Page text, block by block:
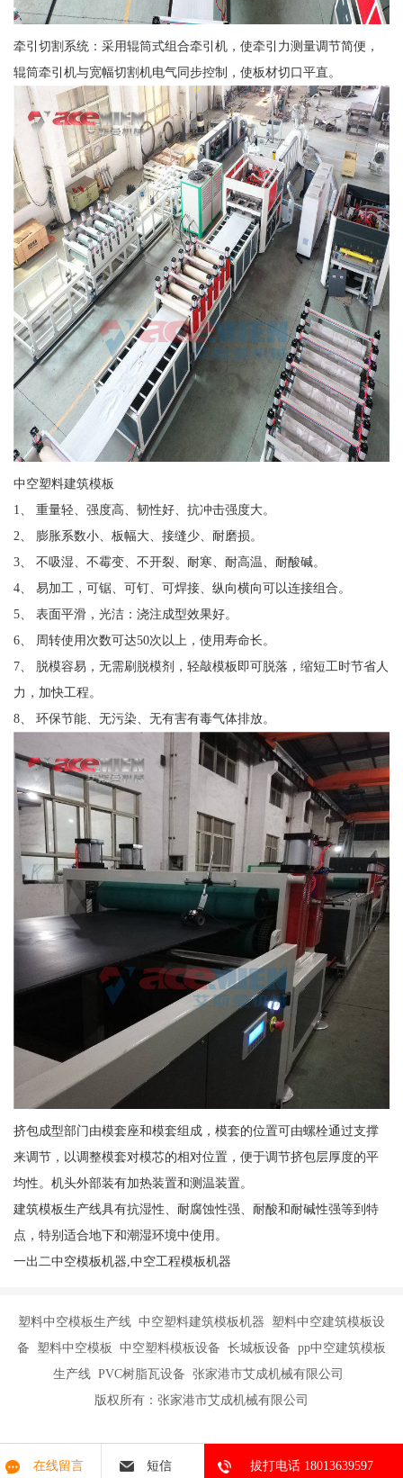
牵引切割系统：采用辊筒式组合牵引机，使牵引力测量调节简便，
辊筒牵引机与宽幅切割机电气同步控制，使板材切口平直。
中空塑料建筑模板
1、 重量轻、强度高、韧性好、抗冲击强度大。
2、 膨胀系数小、板幅大、接缝少、耐磨损。
3、 不吸湿、不霉变、不开裂、耐寒、耐高温、耐酸碱。
4、 易加工，可锯、可钉、可焊接、纵向横向可以连接组合。
5、 表面平滑，光洁：浇注成型效果好。
6、 周转使用次数可达50次以上，使用寿命长。
7、 脱模容易，无需刷脱模剂，轻敲模板即可脱落，缩短工时节省人
力，加快工程。
8、 环保节能、无污染、无有害有毒气体排放。
挤包成型部门由模套座和模套组成，模套的位置可由螺栓通过支撑
来调节，以调整模套对模芯的相对位置，便于调节挤包层厚度的平
均性。机头外部装有加热装置和测温装置。
建筑模板生产线具有抗湿性、耐腐蚀性强、耐酸和耐碱性强等到特
点，特别适合地下和潮湿环境中使用。
一出二中空模板机器,中空工程模板机器
塑料中空模板生产线 中空塑料建筑模板机器 塑料中空建筑模板设
备 塑料中空模板 中空塑料模板设备 长城板设备 pp中空建筑模板
生产线 PVC树脂瓦设备 张家港市艾成机械有限公司
版权所有：张家港市艾成机械有限公司
在线留言 短信 拔打电话 18013639597